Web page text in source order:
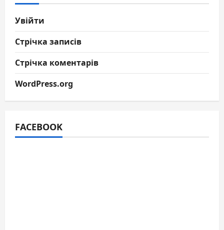
Увійти
Стрічка записів
Стрічка коментарів
WordPress.org
FACEBOOK